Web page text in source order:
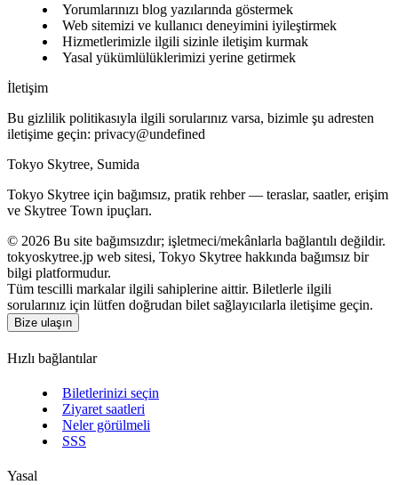
Yorumlarınızı blog yazılarında göstermek
Web sitemizi ve kullanıcı deneyimini iyileştirmek
Hizmetlerimizle ilgili sizinle iletişim kurmak
Yasal yükümlülüklerimizi yerine getirmek
İletişim
Bu gizlilik politikasıyla ilgili sorularınız varsa, bizimle şu adresten
iletişime geçin: privacy@undefined
Tokyo Skytree, Sumida
Tokyo Skytree için bağımsız, pratik rehber — teraslar, saatler, erişim
ve Skytree Town ipuçları.
© 2026 Bu site bağımsızdır; işletmeci/mekânlarla bağlantılı değildir.
tokyoskytree.jp web sitesi, Tokyo Skytree hakkında bağımsız bir
bilgi platformudur.
Tüm tescilli markalar ilgili sahiplerine aittir. Biletlerle ilgili
sorularınız için lütfen doğrudan bilet sağlayıcılarla iletişime geçin.
Bize ulaşın
Hızlı bağlantılar
Biletlerinizi seçin
Ziyaret saatleri
Neler görülmeli
SSS
Yasal